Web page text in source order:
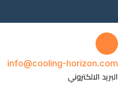
info@cooling-horizon.com
البريد الالكتروني